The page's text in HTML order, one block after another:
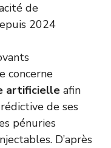
de
2024
concerne
artificielle afin
de ses
pénuries
D’après